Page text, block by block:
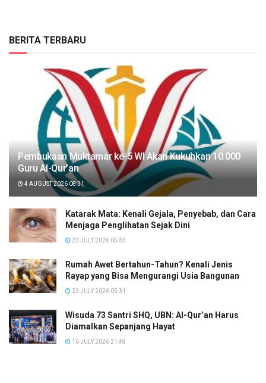
BERITA TERBARU
Pembukaan Muktamar ke-5 WI Akan Kukuhkan 10.000
Guru Al-Qur’an
4 AUGUST 2026 08:31
Katarak Mata: Kenali Gejala, Penyebab, dan Cara
Menjaga Penglihatan Sejak Dini
23 JULY 2026 05:33
Rumah Awet Bertahun-Tahun? Kenali Jenis
Rayap yang Bisa Mengurangi Usia Bangunan
23 JULY 2026 05:31
Wisuda 73 Santri SHQ, UBN: Al-Qur’an Harus
Diamalkan Sepanjang Hayat
16 JULY 2026 21:48